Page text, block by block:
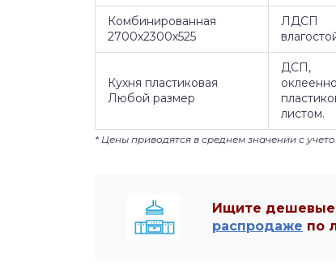
Комбинированная
2700х2300х525
ЛДСП
Кухня пластиковая
Любой размер
ДСП,
листом.
* Цены приводятся в среднем значении с
Ищите дешевые
распродаже по